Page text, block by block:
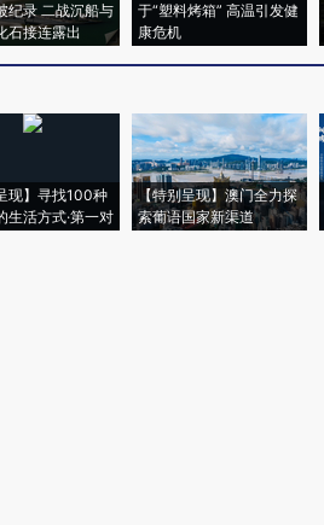
纪录 二战沉船与
石接连露出
于“塑料烤箱” 高温引发健
康危机
现】寻找100种
生活方式·第一对
【特别呈现】澳门全力探
索葡语国家新渠道